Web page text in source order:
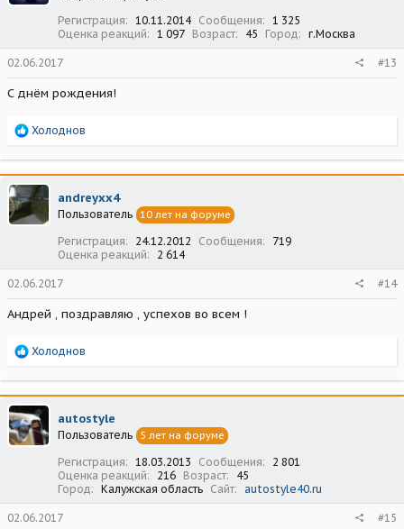
Регистрация
10.11.2014 Сообщения
1 325
Оценка реакций
1 097 Возраст 45 Город г.Москва
02.06.2017 #13
С днём рождения!
Р
а
к
ц
и
и
Холоднов
andreyxx4
Пользователь 10 лет на форуме
Регистрация 24.12.2012 Сообщения
719
Оценка реакций
2 614
02.06.2017 #14
Андрей , поздравляю , успехов во всем !
Р
а
к
ц
и
и
Холоднов
autostyle
Пользователь 5 лет на форуме
Регистрация 18.03.2013 Сообщения
2 801
Оценка реакций
216 Возраст
45
Город
Калужская область Сайт autostyle40.ru
02.06.2017 #15